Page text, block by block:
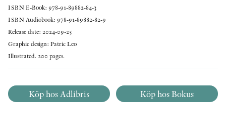
ISBN E-Book: 978-91-89882-84-3
ISBN Audiobook: 978-91-89882-82-9
Release date: 2024-09-25
Graphic design: Patric Leo
Illustrated. 200 pages.
Köp hos Adlibris Köp hos Bokus